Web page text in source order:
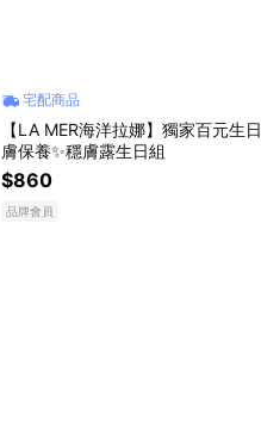
宅配商品
【LA MER海洋拉娜】獨家百元生
膚保養✨穩膚露生日組
$860
品牌會員